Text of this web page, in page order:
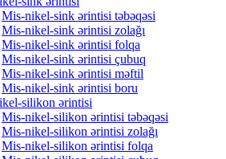
Mis-nikel-sink ərintisi təbəqəsi
Mis-nikel-sink ərintisi zolağı
Mis-nikel-sink ərintisi folqa
Mis-nikel-sink ərintisi çubuq
Mis-nikel-sink ərintisi məftil
Mis-nikel-sink ərintisi boru
silikon ərintisi
Mis-nikel-silikon ərintisi təbəqəsi
Mis-nikel-silikon ərintisi zolağı
Mis-nikel-silikon ərintisi folqa